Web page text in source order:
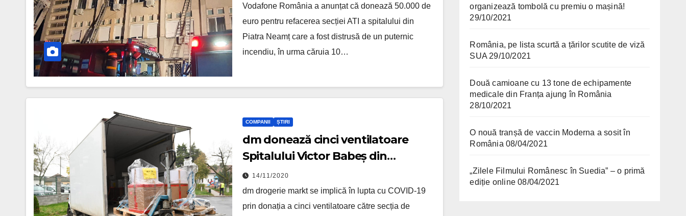
Vodafone România a anunțat că donează 50.000 de
euro pentru refacerea secției ATI a spitalului din
Piatra Neamț care a fost distrusă de un puternic
incendiu, în urma căruia 10…
COMPANII ȘTIRI
dm donează cinci ventilatoare
Spitalului Victor Babeș din
Timișoara
14/11/2020
dm drogerie markt se implică în lupta cu COVID-19
prin donația a cinci ventilatoare către secția de
organizează tombolă cu premiu o mașină!
29/10/2021
România, pe lista scurtă a țărilor scutite de viză
SUA 29/10/2021
Două camioane cu 13 tone de echipamente
medicale din Franța ajung în România
28/10/2021
O nouă tranșă de vaccin Moderna a sosit în
România 08/04/2021
„Zilele Filmului Românesc în Suedia” – o primă
ediție online 08/04/2021